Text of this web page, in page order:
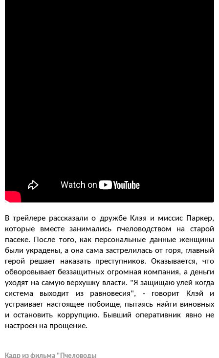
В трейлере рассказали о дружбе Клэя и миссис Паркер,
которые вместе занимались пчеловодством на старой
пасеке. После того, как персональные данные женщины
были украдены, а она сама застрелилась от горя, главный
герой решает наказать преступников. Оказывается, что
обворовывает беззащитных огромная компания, а деньги
уходят на самую верхушку власти. "Я защищаю улей когда
система выходит из равновесия", - говорит Клэй и
устраивает настоящее побоище, пытаясь найти виновных
и остановить коррупцию. Бывший оперативник явно не
настроен на прощение.
Кадр из фильма "Пчеловоды